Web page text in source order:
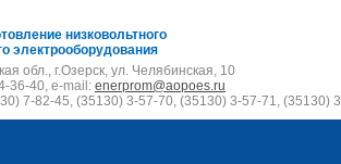
низковольтного
электрооборудования
обл., г.Озерск, ул. Челябинская, 10
36-40, e-mail: enerprom@aopoes.ru
7-82-45, (35130) 3-57-70, (35130) 3-57-71, (35130)